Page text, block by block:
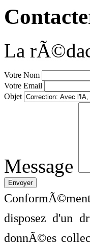
La
Votre Nom
Votre Email
Objet
Message
disposez d'un
donnÃ©es